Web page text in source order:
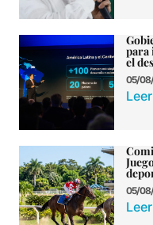
para
el
05/
05/